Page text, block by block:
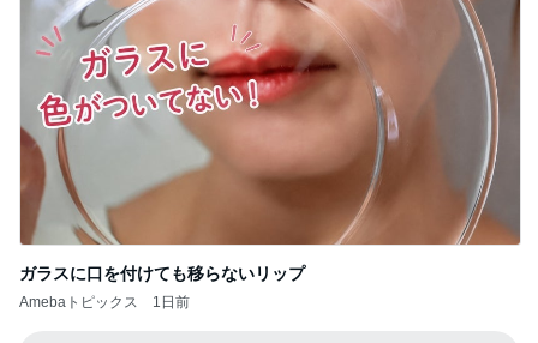
ガラスに口を付けても移らないリップ
Amebaトピックス 1日前